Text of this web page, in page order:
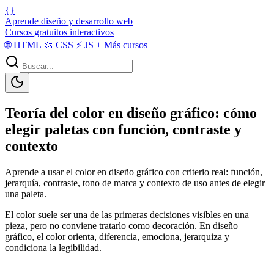
{}
Aprende diseño y desarrollo web
Cursos gratuitos interactivos
🌐HTML 🎨 CSS ⚡ JS + Más cursos
Teoría del color en diseño gráfico: cómo
elegir paletas con función, contraste y
contexto
Aprende a usar el color en diseño gráfico con criterio real: función,
jerarquía, contraste, tono de marca y contexto de uso antes de elegir
una paleta.
El color suele ser una de las primeras decisiones visibles en una
pieza, pero no conviene tratarlo como decoración. En diseño
gráfico, el color orienta, diferencia, emociona, jerarquiza y
condiciona la legibilidad.